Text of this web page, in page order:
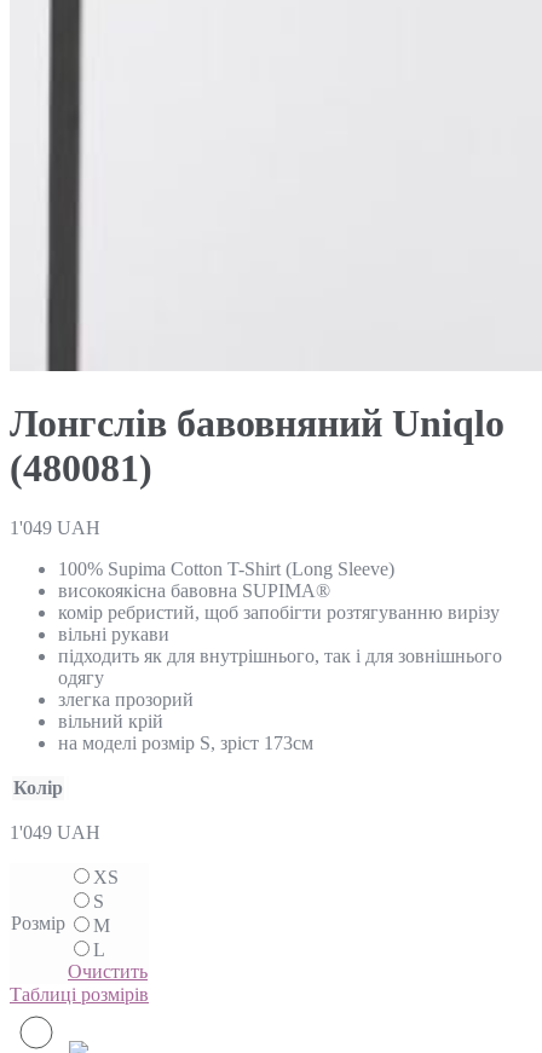
Лонгслів бавовняний Uniqlo
(480081)
1'049 UAH
100% Supima Cotton T-Shirt (Long Sleeve)
високоякісна бавовна SUPIMA®
комір ребристий, щоб запобігти розтягуванню вирізу
вільні рукави
підходить як для внутрішнього, так і для зовнішнього
одягу
злегка прозорий
вільний крій
на моделі розмір S, зріст 173см
Колір
1'049 UAH
Розмір
XS
S
M
L
Очистить
Таблиці розмірів